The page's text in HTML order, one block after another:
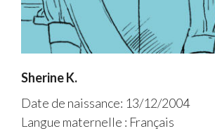
Sherine K.
Date de naissance: 13/12/2004
Langue maternelle : Français